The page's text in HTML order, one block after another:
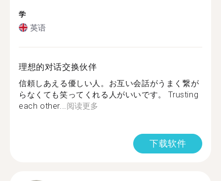
学
英语
理想的对话交换伙伴
信頼しあえる優しい人。お互い会話がうまく繋が
らなくても笑ってくれる人がいいです。 Trusting
each other... 阅读更多
下载软件